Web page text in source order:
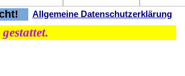
Allgemeine Datenschutzerklärung
gestattet.